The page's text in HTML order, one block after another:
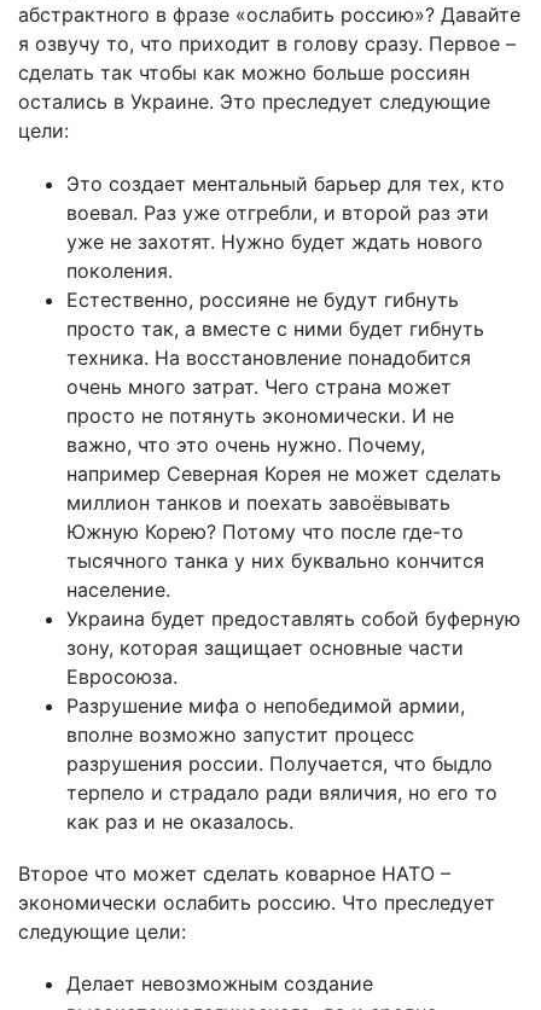
абстрактного в фразе «ослабить россию»? Давайте
я озвучу то, что приходит в голову сразу. Первое –
сделать так чтобы как можно больше россиян
остались в Украине. Это преследует следующие
цели:
Это создает ментальный барьер для тех, кто
воевал. Раз уже отгребли, и второй раз эти
уже не захотят. Нужно будет ждать нового
поколения.
Естественно, россияне не будут гибнуть
просто так, а вместе с ними будет гибнуть
техника. На восстановление понадобится
очень много затрат. Чего страна может
просто не потянуть экономически. И не
важно, что это очень нужно. Почему,
например Северная Корея не может сделать
миллион танков и поехать завоёвывать
Южную Корею? Потому что после где-то
тысячного танка у них буквально кончится
население.
Украина будет предоставлять собой буферную
зону, которая защищает основные части
Евросоюза.
Разрушение мифа о непобедимой армии,
вполне возможно запустит процесс
разрушения россии. Получается, что быдло
терпело и страдало ради вяличия, но его то
как раз и не оказалось.
Второе что может сделать коварное НАТО –
экономически ослабить россию. Что преследует
следующие цели:
Делает невозможным создание